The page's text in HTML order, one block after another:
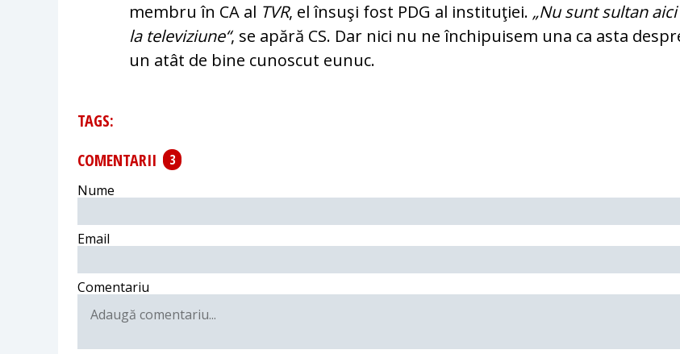
membru în CA al TVR, el însuşi fost PDG al instituţiei. „Nu sunt sultan aici
la televiziune“, se apără CS. Dar nici nu ne închipuisem una ca asta
un atât de bine cu­noscut eunuc.
TAGS:
COMENTARII
3
Nume
Email
Comentariu